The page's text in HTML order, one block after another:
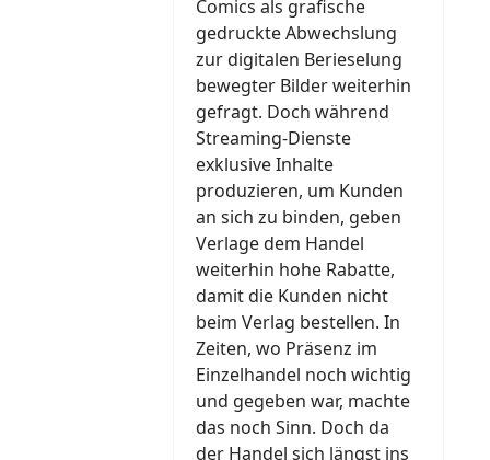
Comics als grafische
gedruckte Abwechslung
zur digitalen Berieselung
bewegter Bilder weiterhin
gefragt. Doch während
Streaming-Dienste
exklusive Inhalte
produzieren, um Kunden
an sich zu binden, geben
Verlage dem Handel
weiterhin hohe Rabatte,
damit die Kunden nicht
beim Verlag bestellen. In
Zeiten, wo Präsenz im
Einzelhandel noch wichtig
und gegeben war, machte
das noch Sinn. Doch da
der Handel sich längst ins